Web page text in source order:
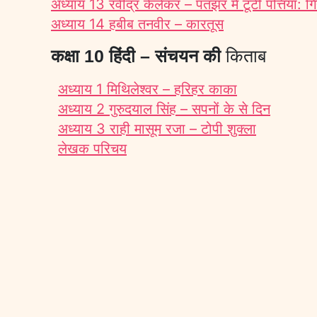
अध्याय 13 रवींद्र केलेकर – पतझर में टूटी पत्तियाँ:
अध्याय 14 हबीब तनवीर – कारतूस
कक्षा 10 हिंदी – संचयन कीकिताब
अध्याय 1 मिथिलेश्वर – हरिहर काका
अध्याय 2 गुरुदयाल सिंह – सपनों के से दिन
अध्याय 3 राही मासूम रजा – टोपी शुक्ला
लेखक परिचय